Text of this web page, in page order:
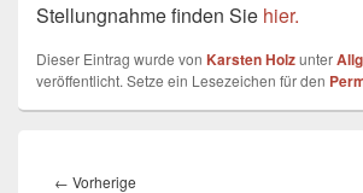
Stellungnahme finden Sie hier.
Dieser Eintrag wurde von Karsten Holzunter
veröffentlicht. Setze ein Lesezeichen für den
← Vorherige